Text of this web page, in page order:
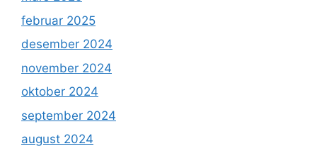
februar 2025
desember 2024
november 2024
oktober 2024
september 2024
august 2024